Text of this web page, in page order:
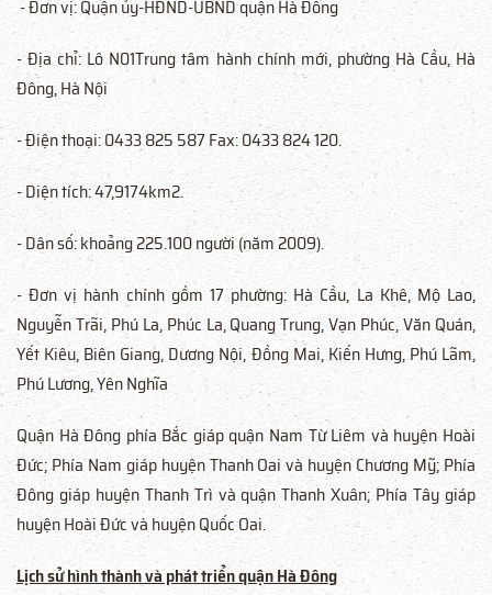
- Đơn vị: Quận ủy-HĐND-UBND quận Hà Đông
- Địa chỉ: Lô N01Trung tâm hành chính mới, phường Hà Cầu, Hà
Đông, Hà Nội
- Điện thoại: 0433 825 587 Fax: 0433 824 120.
- Diện tích: 47,9174km2.
- Dân số: khoảng 225.100 người (năm 2009).
- Đơn vị hành chính gồm 17 phường: Hà Cầu, La Khê, Mộ Lao,
Nguyễn Trãi, Phú La, Phúc La, Quang Trung, Vạn Phúc, Văn Quán,
Yết Kiêu, Biên Giang, Dương Nội, Đồng Mai, Kiến Hưng, Phú Lãm,
Phú Lương, Yên Nghĩa
Quận Hà Đông phía Bắc giáp quận Nam Từ Liêm và huyện Hoài
Đức; Phía Nam giáp huyện Thanh Oai và huyện Chương Mỹ; Phía
Đông giáp huyện Thanh Trì và quận Thanh Xuân; Phía Tây giáp
huyện Hoài Đức và huyện Quốc Oai.
Lịch sử hình thành và phát triển quận Hà Đông